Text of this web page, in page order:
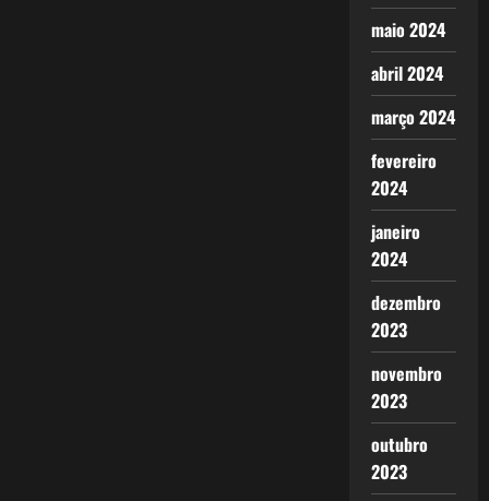
maio 2024
abril 2024
março 2024
fevereiro
2024
janeiro
2024
dezembro
2023
novembro
2023
outubro
2023